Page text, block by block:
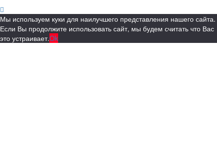
Мы используем куки для наилучшего представления нашего сайта.
Если Вы продолжите использовать сайт, мы будем считать что Вас
это устраивает.Ok